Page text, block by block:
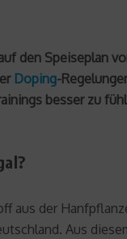
den Speiseplan
Doping-
besser zu
aus der
Aus